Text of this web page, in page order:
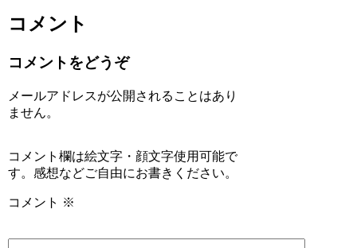
コメント
コメントをどうぞ
メールアドレスが公開されることはあり
ません。
コメント欄は絵文字・顔文字使用可能で
す。感想などご自由にお書きください。
コメント ※